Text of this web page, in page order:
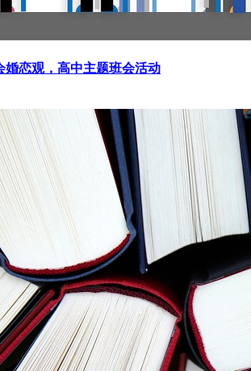
婚恋观，高中主题班会活动